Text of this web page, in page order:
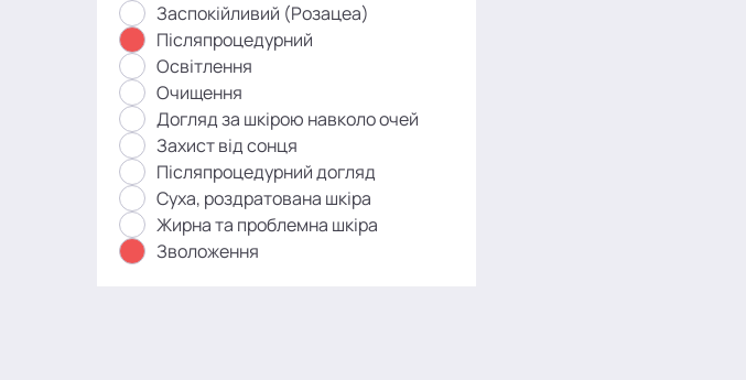
Заспокійливий (Розацеа)
Післяпроцедурний
Освітлення
Очищення
Догляд за шкірою навколо очей
Захист від сонця
Післяпроцедурний догляд
Суха, роздратована шкіра
Жирна та проблемна шкіра
Зволоження